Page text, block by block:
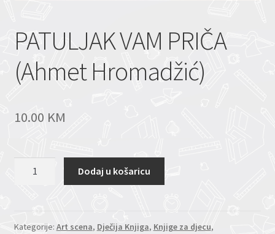
PATULJAK VAM PRIČA
(Ahmet Hromadžić)
10.00 KM
(Ahmet
Hromadžić)
Dodaj u košaricu
Kategorije: Art scena, Dječija Knjiga, Knjige za djecu,